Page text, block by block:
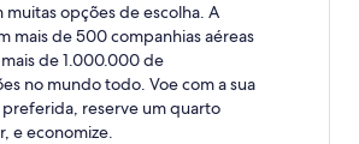
muitas opções de escolha. A
mais de 500 companhias aéreas
de 1.000.000 de
no mundo todo. Voe com a sua
reserve um quarto
e economize.